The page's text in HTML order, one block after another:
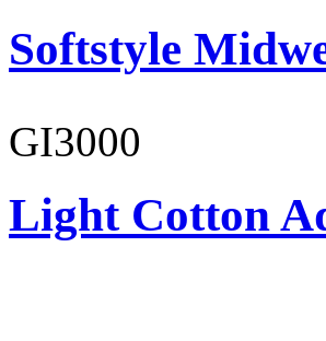
Softstyle
GI3000
Light Cotton